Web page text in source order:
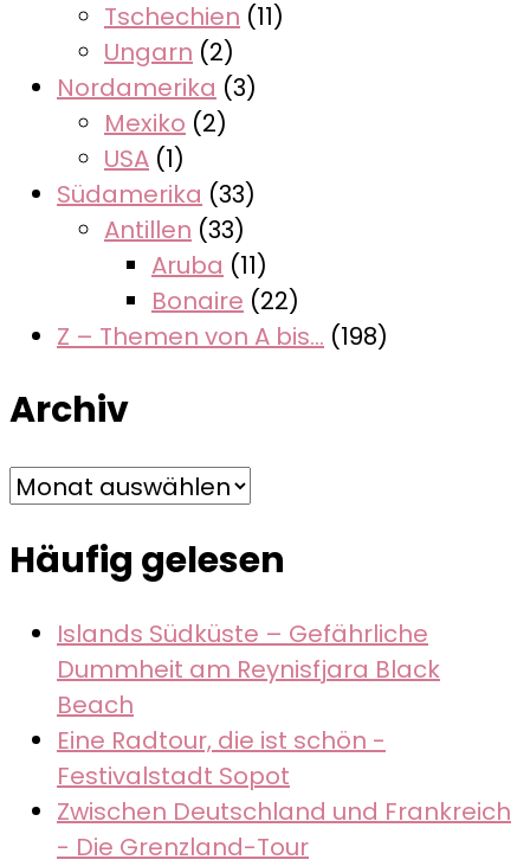
Tschechien (11)
Ungarn (2)
Nordamerika (3)
Mexiko (2)
USA (1)
Südamerika (33)
Antillen (33)
Aruba (11)
Bonaire (22)
Z – Themen von A bis… (198)
Archiv
Archiv
Häufig gelesen
Islands Südküste – Gefährliche
Dummheit am Reynisfjara Black
Beach
Eine Radtour, die ist schön -
Festivalstadt Sopot
Zwischen Deutschland und Frankreich
- Die Grenzland-Tour